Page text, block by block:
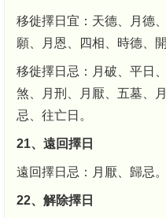
移徙擇日宜：天德、月德
願、月恩、四相、時德、
移徙擇日忌：月破、平日
煞、月刑、月厭、五墓、
忌、往亡日。
21、遠回擇日
遠回擇日忌：月厭、歸忌。
22、解除擇日